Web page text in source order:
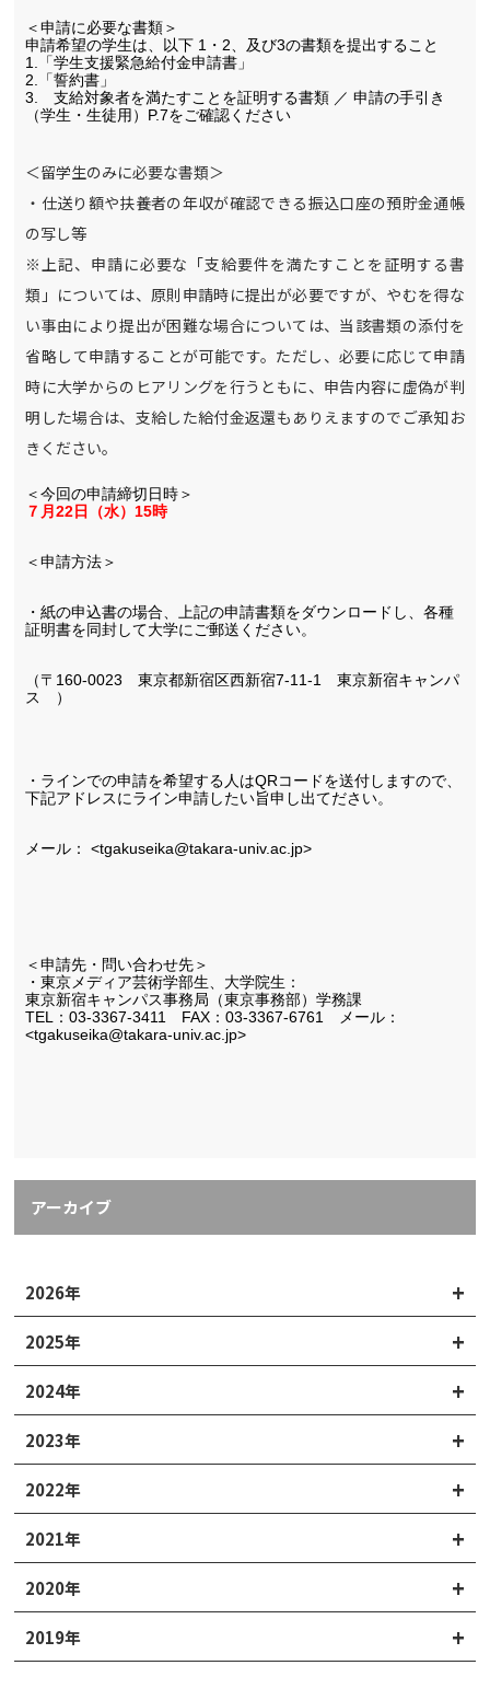
＜申請に必要な書類＞
申請希望の学生は、以下 1 ・ 2 、及び3の書類を提出すること
1.
「学生支援緊急給付金申請書 」
2.
「誓約書 」
3.
支給対象者を満たすことを証明する書類 ／ 申請の手引き
（学生・生徒用） P.7をご確認ください
＜留学生のみに必要な書類＞
・仕送り額や扶養者の年収が確認できる振込口座の預貯金通帳
の写し等
※上記、申請に必要な「支給要件を満たすことを証明する書
類」については、原則申請時に提出が必要ですが、やむを得な
い事由により提出が困難な場合については、当該書類の添付を
省略して申請することが可能です。ただし、必要に応じて申請
時に大学からのヒアリングを行うともに、申告内容に虚偽が判
明した場合は、支給した給付金返還もありえますのでご承知お
きください。
＜今回の申請締切日時＞
７月22日（水）15時
＜申請方法＞
・紙の申込書の場合、上記の申請書類をダウンロードし、各種
証明書を同封して大学にご郵送ください。
（〒160-0023　東京都新宿区西新宿7-11-1　東京新宿キャンパ
ス　）
・ラインでの申請を希望する人はQRコードを送付しますので、
下記アドレスにライン申請したい旨申し出てださい。
メール： <tgakuseika@takara-univ.ac.jp>
＜申請先・問い合わせ先＞
・東京メディア芸術学部生、大学院生：
東京新宿キャンパス事務局（東京事務部）学務課
TEL：03-3367-3411　FAX：03-3367-6761　メール：
<tgakuseika@takara-univ.ac.jp>
アーカイブ
2026年
2025年
2024年
2023年
2022年
2021年
2020年
2019年